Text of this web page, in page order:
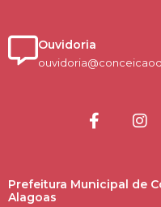
Ouvidoria
Prefeitura Municipal de
Alagoas